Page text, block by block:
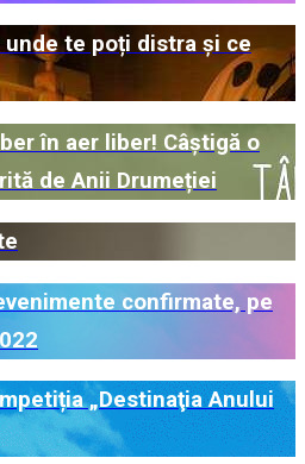
unde te poți distra și ce
în aer liber! Câștigă o
de Anii Drumeției
confirmate, pe
„Destinaţia Anului